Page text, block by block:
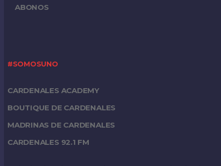
ABONOS
#SOMOSUNO
CARDENALES ACADEMY
BOUTIQUE DE CARDENALES
MADRINAS DE CARDENALES
CARDENALES 92.1 FM